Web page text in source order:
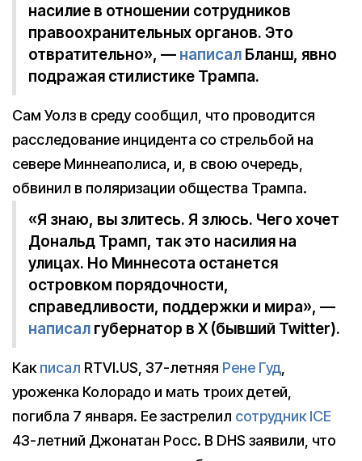
насилие в отношении сотрудников
правоохранительных органов. Это
отвратительно», — написал Бланш, явно
подражая стилистике Трампа.
Сам Уолз в среду сообщил, что проводится
расследование инцидента со стрельбой на
севере Миннеаполиса, и, в свою очередь,
обвинил в поляризации общества Трампа.
«Я знаю, вы злитесь. Я злюсь. Чего хочет
Дональд Трамп, так это насилия на
улицах. Но Миннесота останется
островком порядочности,
справедливости, поддержки и мира», —
написал губернатор в X (бывший Twitter).
Какписал RTVI.US, 37-летняя Рене Гуд,
уроженка Колорадо и мать троих детей,
погибла 7 января. Ее застрелил сотрудник ICE
43-летний Джонатан Росс. В DHS заявили, что